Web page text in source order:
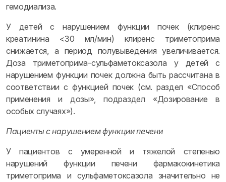
гемодиализа.
У детей с нарушением функции почек (клиренс
креатинина <30 мл/мин) клиренс триметоприма
снижается, а период полувыведения увеличивается.
Доза триметоприма-сульфаметоксазола у детей с
нарушением функции почек должна быть рассчитана в
соответствии с функцией почек (см. раздел «Способ
применения и дозы», подраздел «Дозирование в
особых случаях»).
Пациенты с нарушением функции печени
У пациентов с умеренной и тяжелой степенью
нарушений функции печени фармакокинетика
триметоприма и сульфаметоксазола значительно не